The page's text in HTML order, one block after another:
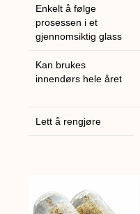
Enkelt å følge
prosessen i et
gjennomsiktig glass
Kan brukes
innendørs hele året
Lett å rengjøre